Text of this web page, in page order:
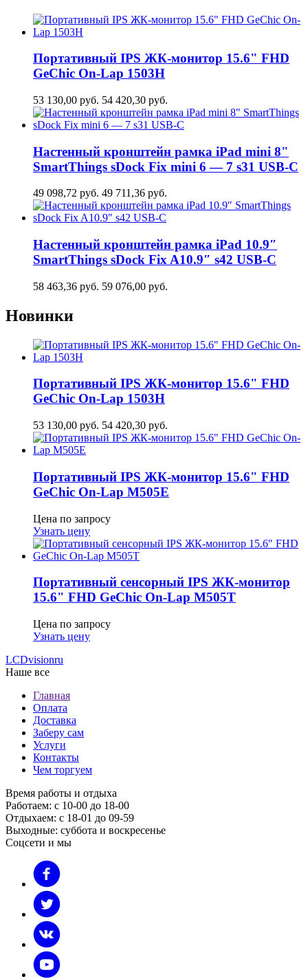
Портативный IPS ЖК-монитор 15.6" FHD
GeСhic On-Lap 1503H
53 130,00 руб. 54 420,30 руб.
Настенный кронштейн рамка iPad mini 8"
SmartThings sDock Fix mini 6 — 7 s31 USB-C
49 098,72 руб. 49 711,36 руб.
Настенный кронштейн рамка iPad 10.9″
SmartThings sDock Fix A10.9″ s42 USB-C
58 463,36 руб. 59 076,00 руб.
Новинки
Портативный IPS ЖК-монитор 15.6" FHD
GeСhic On-Lap 1503H
53 130,00 руб. 54 420,30 руб.
Портативный IPS ЖК-монитор 15.6" FHD
GeСhic On-Lap M505E
Цена по запросу
Узнать цену
Портативный сенсорный IPS ЖК-монитор
15.6" FHD GeСhic On-Lap M505T
Цена по запросу
Узнать цену
LCDvisionru
Наше все
Главная
Оплата
Доставка
Заберу сам
Услуги
Контакты
Чем торгуем
Время работы и отдыха
Работаем: с 10-00 до 18-00
Отдыхаем: с 18-01 до 09-59
Выходные: суббота и воскресенье
Соцсети и мы